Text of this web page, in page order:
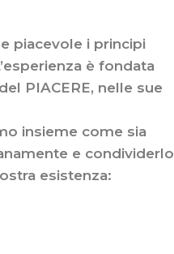
piacevole i principi
è fondata
PIACERE, nelle sue
insieme come sia
e condividerlo
esistenza: